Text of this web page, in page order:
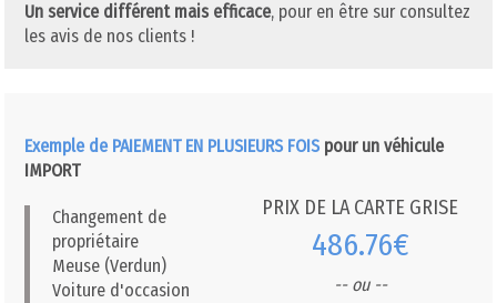
Un service différent mais efficace, pour en être sur consultez
les avis de nos clients !
Exemple de PAIEMENT EN PLUSIEURS FOIS pour un véhicule
IMPORT
Changement de
propriétaire
Meuse (Verdun)
Voiture d'occasion
PRIX DE LA CARTE GRISE
486.76€
-- ou --